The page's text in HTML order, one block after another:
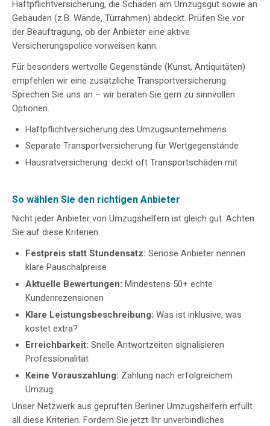
Haftpflichtversicherung, die Schäden am Umzugsgut sowie an
Gebäuden (z.B. Wände, Türrahmen) abdeckt. Prüfen Sie vor
der Beauftragung, ob der Anbieter eine aktive
Versicherungspolice vorweisen kann.
Für besonders wertvolle Gegenstände (Kunst, Antiquitäten)
empfehlen wir eine zusätzliche Transportversicherung.
Sprechen Sie uns an – wir beraten Sie gern zu sinnvollen
Optionen.
Haftpflichtversicherung des Umzugsunternehmens
Separate Transportversicherung für Wertgegenstände
Hausratversicherung: deckt oft Transportschäden mit
So wählen Sie den richtigen Anbieter
Nicht jeder Anbieter von Umzugshelfern ist gleich gut. Achten
Sie auf diese Kriterien:
Festpreis statt Stundensatz: Seriöse Anbieter nennen
klare Pauschalpreise
Aktuelle Bewertungen: Mindestens 50+ echte
Kundenrezensionen
Klare Leistungsbeschreibung: Was ist inklusive, was
kostet extra?
Erreichbarkeit: Snelle Antwortzeiten signalisieren
Professionalität
Keine Vorauszahlung: Zahlung nach erfolgreichem
Umzug
Unser Netzwerk aus geprüften Berliner Umzugshelfern erfüllt
all diese Kriterien. Fordern Sie jetzt Ihr unverbindliches